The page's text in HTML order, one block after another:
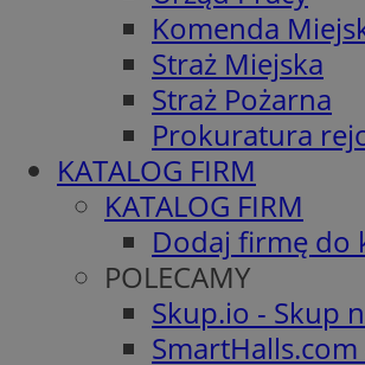
Komenda
Straż Miejska
Straż Pożarna
Prokuratura
KATALOG FIRM
KATALOG FIRM
Dodaj firmę do
POLECAMY
Skup.io - Skup